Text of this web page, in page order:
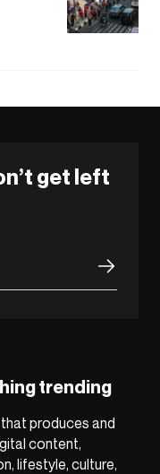
get left
trending
produces and
content,
lifestyle, culture,